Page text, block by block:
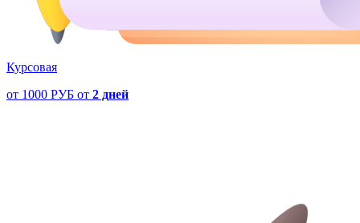
Курсовая
от 1000 РУБ от 2 дней